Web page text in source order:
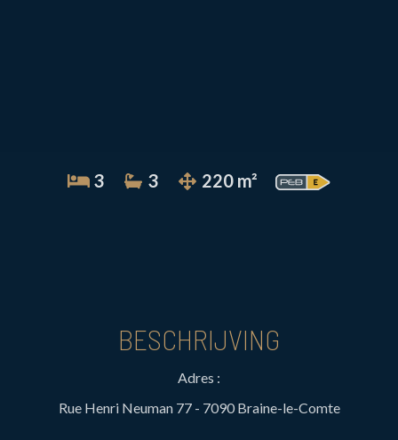
3 3 220 m²
BESCHRIJVING
Adres :
Rue Henri Neuman 77 - 7090 Braine-le-Comte